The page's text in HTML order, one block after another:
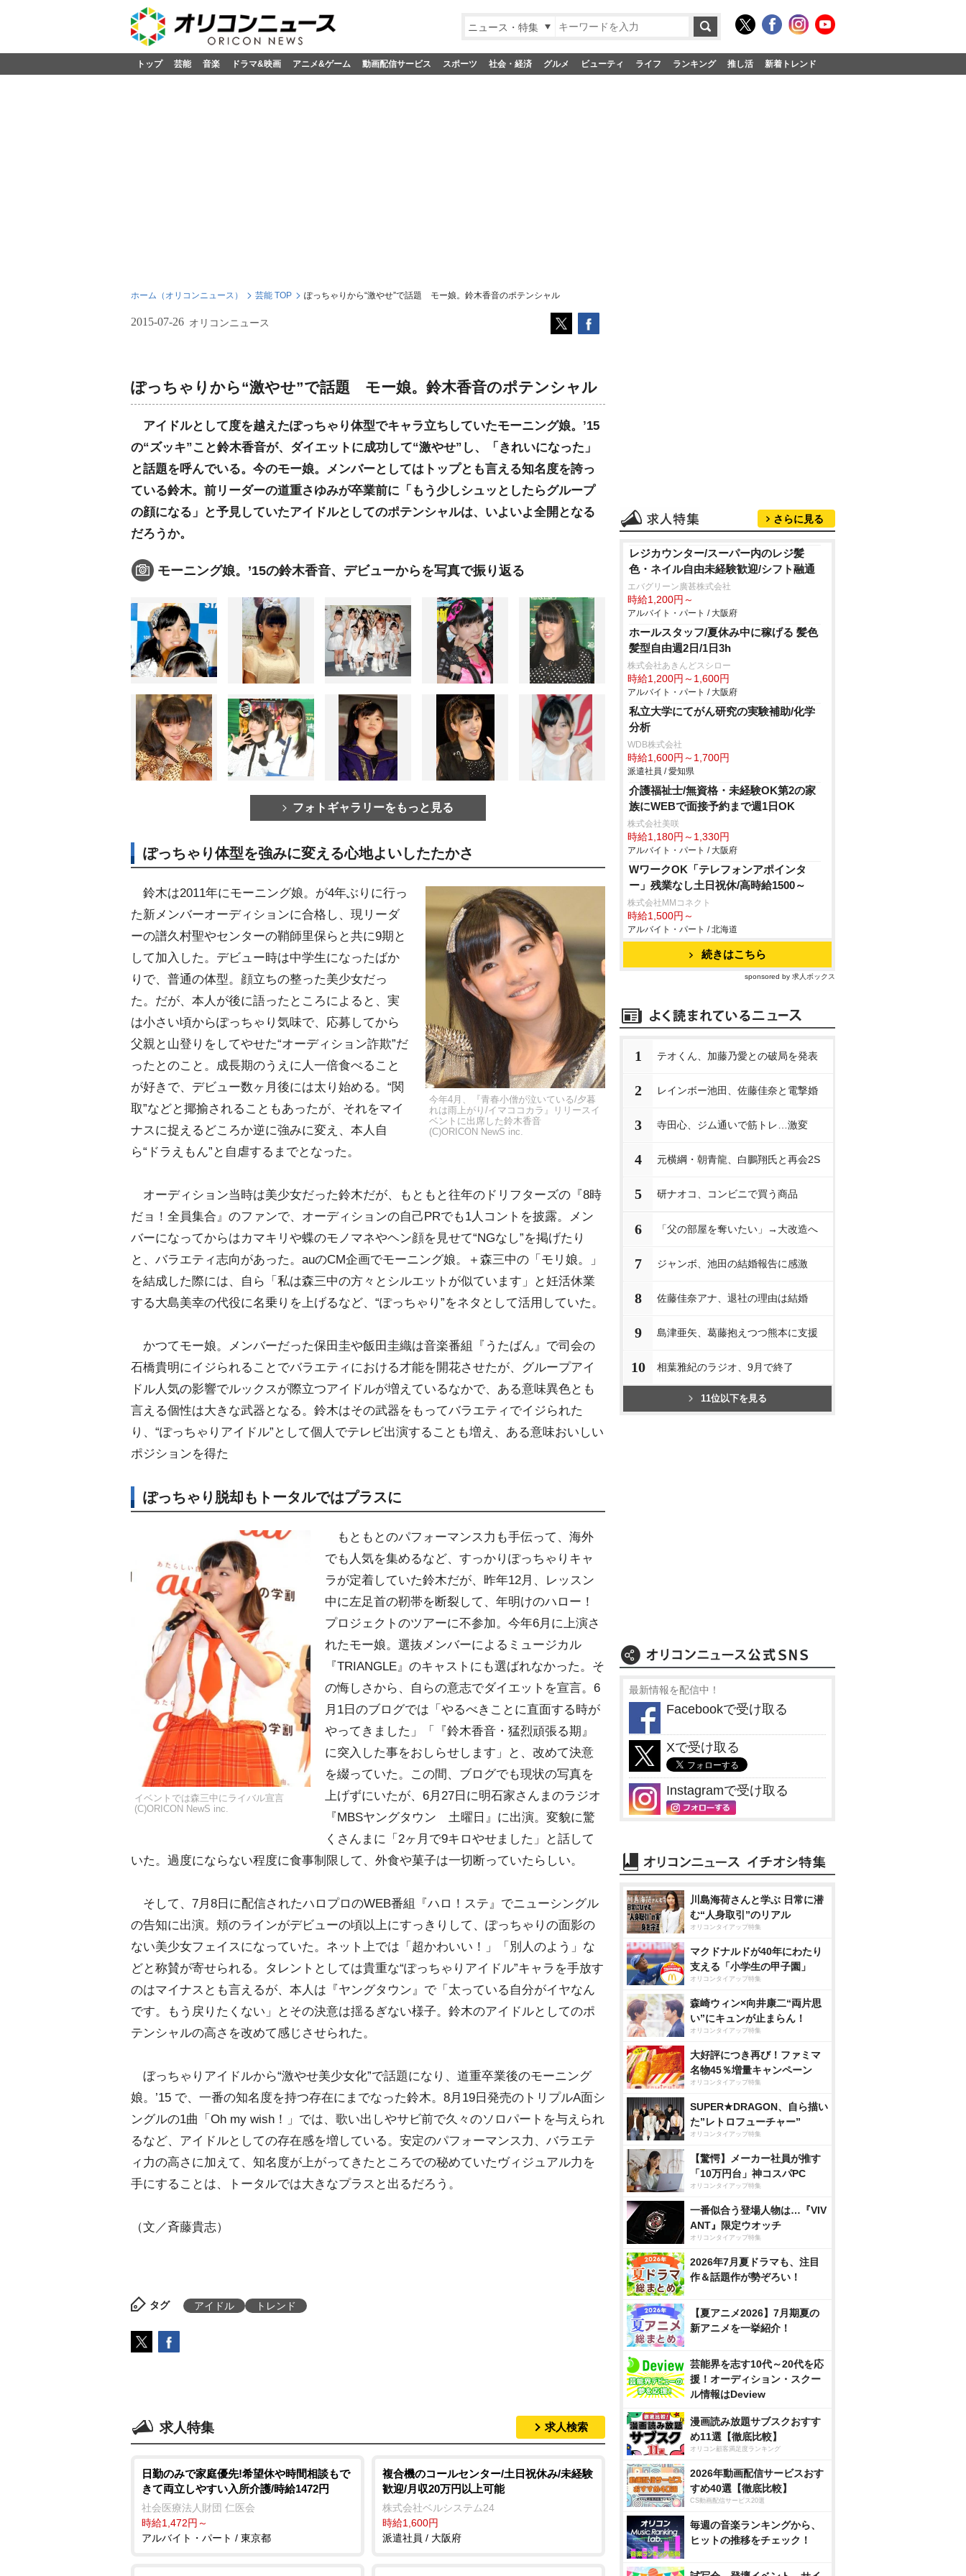
ニュース・特集
トップ 芸能 音楽 ドラマ&映画 アニメ&ゲーム 動画配信サービス スポーツ 社会・経済 グルメ ビューティ ライフ ランキング 推し活 新着トレンド
ホーム（オリコンニュース） 芸能 TOP ぽっちゃりから“激やせ”で話題 モー娘。鈴木香音のポテンシャル
2015-07-26 オリコンニュース
ぽっちゃりから“激やせ”で話題 モー娘。鈴木香音のポテンシャル
アイドルとして度を越えたぽっちゃり体型でキャラ立ちしていたモーニング娘。’15
の“ズッキ”こと鈴木香音が、ダイエットに成功して“激やせ”し、「きれいになった」
と話題を呼んでいる。今のモー娘。メンバーとしてはトップとも言える知名度を誇っ
ている鈴木。前リーダーの道重さゆみが卒業前に「もう少しシュッとしたらグループ
の顔になる」と予見していたアイドルとしてのポテンシャルは、いよいよ全開となる
だろうか。
モーニング娘。’15の鈴木香音、デビューからを写真で振り返る
フォトギャラリーをもっと見る
ぽっちゃり体型を強みに変える心地よいしたたかさ
今年4月、『青春小僧が泣いている/夕暮
れは雨上がり/イマココカラ』リリースイ
ベントに出席した鈴木香音
(C)ORICON NewS inc.
鈴木は2011年にモーニング娘。が4年ぶりに行っ
た新メンバーオーディションに合格し、現リーダ
ーの譜久村聖やセンターの鞘師里保らと共に9期と
して加入した。デビュー時は中学生になったばか
りで、普通の体型。顔立ちの整った美少女だっ
た。だが、本人が後に語ったところによると、実
は小さい頃からぽっちゃり気味で、応募してから
父親と山登りをしてやせた“オーディション詐欺”だ
ったとのこと。成長期のうえに人一倍食べること
が好きで、デビュー数ヶ月後には太り始める。“関
取”などと揶揄されることもあったが、それをマイ
ナスに捉えるどころか逆に強みに変え、本人自
ら“ドラえもん”と自虐するまでとなった。
オーディション当時は美少女だった鈴木だが、もともと往年のドリフターズの『8時
だョ！全員集合』のファンで、オーディションの自己PRでも1人コントを披露。メン
バーになってからはカマキリや蝶のモノマネやヘン顔を見せて“NGなし”を掲げたり
と、バラエティ志向があった。auのCM企画でモーニング娘。＋森三中の「モリ娘。」
を結成した際には、自ら「私は森三中の方々とシルエットが似ています」と妊活休業
する大島美幸の代役に名乗りを上げるなど、“ぽっちゃり”をネタとして活用していた。
かつてモー娘。メンバーだった保田圭や飯田圭織は音楽番組『うたばん』で司会の
石橋貴明にイジられることでバラエティにおける才能を開花させたが、グループアイ
ドル人気の影響でルックスが際立つアイドルが増えているなかで、ある意味異色とも
言える個性は大きな武器となる。鈴木はその武器をもってバラエティでイジられた
り、“ぽっちゃりアイドル”として個人でテレビ出演することも増え、ある意味おいしい
ポジションを得た
ぽっちゃり脱却もトータルではプラスに
イベントでは森三中にライバル宣言
(C)ORICON NewS inc.
もともとのパフォーマンス力も手伝って、海外
でも人気を集めるなど、すっかりぽっちゃりキャ
ラが定着していた鈴木だが、昨年12月、レッスン
中に左足首の靭帯を断裂して、年明けのハロー！
プロジェクトのツアーに不参加。今年6月に上演さ
れたモー娘。選抜メンバーによるミュージカル
『TRIANGLE』のキャストにも選ばれなかった。そ
の悔しさから、自らの意志でダイエットを宣言。6
月1日のブログでは「やるべきことに直面する時が
ってきました」「『鈴木香音・猛烈頑張る期』
に突入した事をおしらせします」と、改めて決意
を綴っていた。この間、ブログでも現状の写真を
上げずにいたが、6月27日に明石家さんまのラジオ
『MBSヤングタウン 土曜日』に出演。変貌に驚
くさんまに「2ヶ月で9キロやせました」と話して
いた。過度にならない程度に食事制限して、外食や菓子は一切断っていたらしい。
そして、7月8日に配信されたハロプロのWEB番組『ハロ！ステ』でニューシングル
の告知に出演。頬のラインがデビューの頃以上にすっきりして、ぽっちゃりの面影の
ない美少女フェイスになっていた。ネット上では「超かわいい！」「別人のよう」な
どと称賛が寄せられる。タレントとしては貴重な“ぽっちゃりアイドル”キャラを手放す
のはマイナスとも言えるが、本人は『ヤングタウン』で「太っている自分がイヤなん
です。もう戻りたくない」とその決意は揺るぎない様子。鈴木のアイドルとしてのポ
テンシャルの高さを改めて感じさせられた。
ぼっちゃりアイドルから“激やせ美少女化”で話題になり、道重卒業後のモーニング
娘。’15 で、一番の知名度を持つ存在にまでなった鈴木。8月19日発売のトリプルA面シ
ングルの1曲「Oh my wish！」では、歌い出しやサビ前で久々のソロパートを与えられ
るなど、アイドルとしての存在感を増している。安定のパフォーマンス力、バラエテ
ィ力の高さに加えて、知名度が上がってきたところでの秘めていたヴィジュアル力を
手にすることは、トータルでは大きなプラスと出るだろう。
（文／斉藤貴志）
タグ アイドル トレンド
求人特集 求人検索
日勤のみで家庭優先!希望休や時間相談もで
きて両立しやすい入所介護/時給1472円
社会医療法人財団 仁医会
時給1,472円～
アルバイト・パート / 東京都
複合機のコールセンター/土日祝休み/未経験
歓迎/月収20万円以上可能
株式会社ベルシステム24
時給1,600円
派遣社員 / 大阪府
さらに見る
レジカウンター/スーパー内のレジ髪
色・ネイル自由未経験歓迎/シフト融通
エバグリーン廣甚株式会社
時給1,200円～
アルバイト・パート / 大阪府
ホールスタッフ/夏休み中に稼げる 髪色
髪型自由週2日/1日3h
株式会社あきんどスシロー
時給1,200円～1,600円
アルバイト・パート / 大阪府
私立大学にてがん研究の実験補助/化学
分析
WDB株式会社
時給1,600円～1,700円
派遣社員 / 愛知県
介護福祉士/無資格・未経験OK第2の家
族にWEBで面接予約まで週1日OK
株式会社美咲
時給1,180円～1,330円
アルバイト・パート / 大阪府
WワークOK「テレフォンアポインタ
ー」残業なし土日祝休/高時給1500～
株式会社MMコネクト
時給1,500円～
アルバイト・パート / 北海道
続きはこちら
sponsored by 求人ボックス
1 テオくん、加藤乃愛との破局を発表
2 レインボー池田、佐藤佳奈と電撃婚
3 寺田心、ジム通いで筋トレ…激変
4 元横綱・朝青龍、白鵬翔氏と再会2S
5 研ナオコ、コンビニで買う商品
6 「父の部屋を奪いたい」→大改造へ
7 ジャンボ、池田の結婚報告に感激
8 佐藤佳奈アナ、退社の理由は結婚
9 島津亜矢、葛藤抱えつつ熊本に支援
10 相葉雅紀のラジオ、9月で終了
11位以下を見る
最新情報を配信中！
Facebookで受け取る
Xで受け取る
Instagramで受け取る
川島海荷さんと学ぶ 日常に潜
む“人身取引”のリアル
オリコンタイアップ特集
マクドナルドが40年にわたり
支える「小学生の甲子園」
オリコンタイアップ特集
森崎ウィン×向井康二“両片思
い”にキュンが止まらん！
オリコンタイアップ特集
大好評につき再び！ファミマ
名物45％増量キャンペーン
オリコンタイアップ特集
SUPER★DRAGON、自ら描い
た”レトロフューチャー”
オリコンタイアップ特集
【驚愕】メーカー社員が推す
「10万円台」神コスパPC
オリコンタイアップ特集
一番似合う登場人物は…『VIV
ANT』限定ウオッチ
オリコンタイアップ特集
2026年7月夏ドラマも、注目
作＆話題作が勢ぞろい！
【夏アニメ2026】7月期夏の
新アニメを一挙紹介！
芸能界を志す10代～20代を応
援！オーディション・スクー
ル情報はDeview
漫画読み放題サブスクおすす
め11選【徹底比較】
オリコン顧客満足度ランキング
2026年動画配信サービスおす
すめ40選【徹底比較】
CS動画配信サービス20選
毎週の音楽ランキングから、
ヒットの推移をチェック！